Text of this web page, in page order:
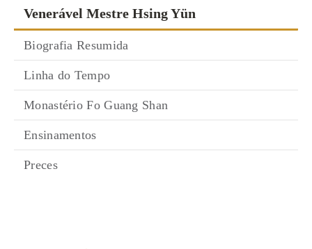
Venerável Mestre Hsing Yün
Biografia Resumida
Linha do Tempo
Monastério Fo Guang Shan
Ensinamentos
Preces